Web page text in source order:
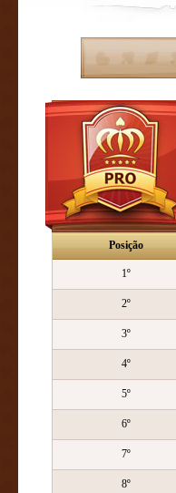
Posição
1º
2º
3º
4º
5º
6º
7º
8º